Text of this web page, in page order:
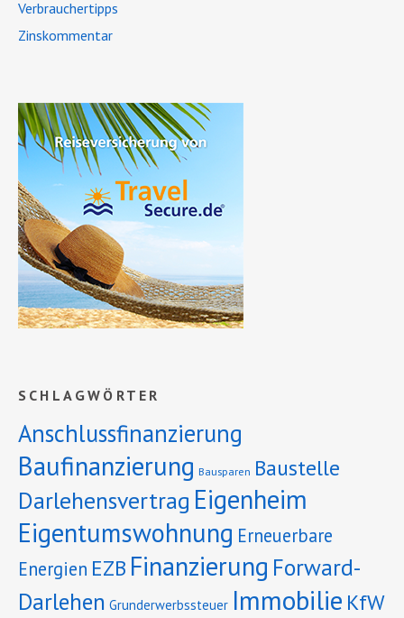
Verbrauchertipps
Zinskommentar
SCHLAGWÖRTER
Anschlussfinanzierung
Baufinanzierung Bausparen Baustelle
Darlehensvertrag Eigenheim
Eigentumswohnung Erneuerbare
Energien EZB Finanzierung Forward-
Darlehen Grunderwerbssteuer Immobilie KfW